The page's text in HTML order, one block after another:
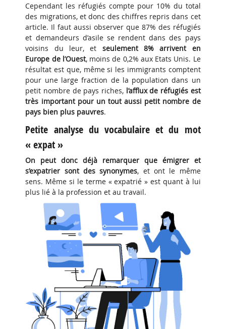
Cependant les réfugiés compte pour 10% du total
des migrations, et donc des chiffres repris dans cet
article. Il faut aussi observer que 87% des réfugiés
et demandeurs d’asile se rendent dans des pays
voisins du leur, et seulement 8% arrivent en
Europe de l’Ouest, moins de 0,2% aux Etats Unis. Le
résultat est que, même si les immigrants comptent
pour une large fraction de la population dans un
petit nombre de pays riches, l’afflux de réfugiés est
très important pour un tout aussi petit nombre de
pays bien plus pauvres.
Petite analyse du vocabulaire et du mot
« expat »
On peut donc déjà remarquer que émigrer et
s’expatrier sont des synonymes, et ont le même
sens. Même si le terme « expatrié » est quant à lui
plus lié à la profession et au travail.